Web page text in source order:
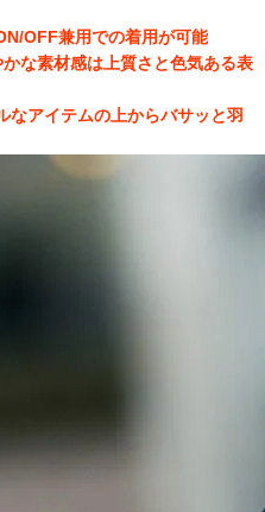
OFF兼用での着用が可能
な素材感は上質さと色気ある表
なアイテムの上からバサッと羽